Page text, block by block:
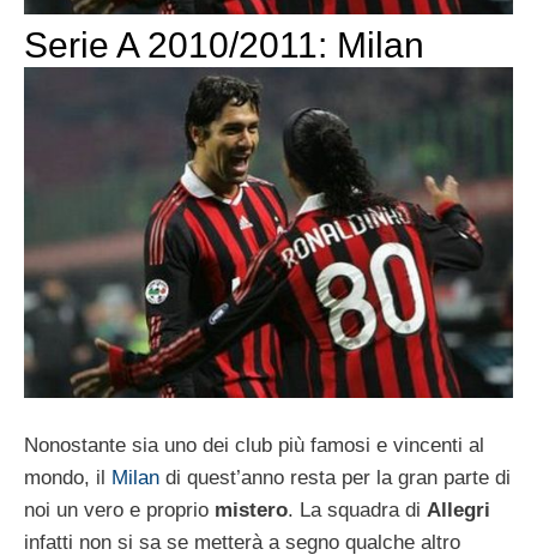
Serie A 2010/2011: Milan
Nonostante sia uno dei club più famosi e vincenti al
mondo, il Milan di quest’anno resta per la gran parte di
noi un vero e proprio mistero. La squadra di Allegri
infatti non si sa se metterà a segno qualche altro